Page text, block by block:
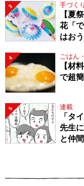
3 手づくり
【夏
花「
はお
4 ごはん
【材
で超
5 連載
「タ
先生
と仲